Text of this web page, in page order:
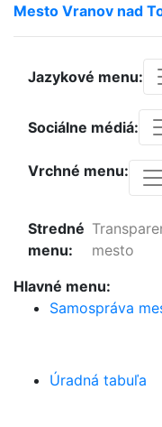
Mesto Vranov nad
Jazykové menu:
Sociálne médiá:
Vrchné menu:
Stredné
menu:
mesto
Hlavné menu:
Samospráva
Úradná tabuľa